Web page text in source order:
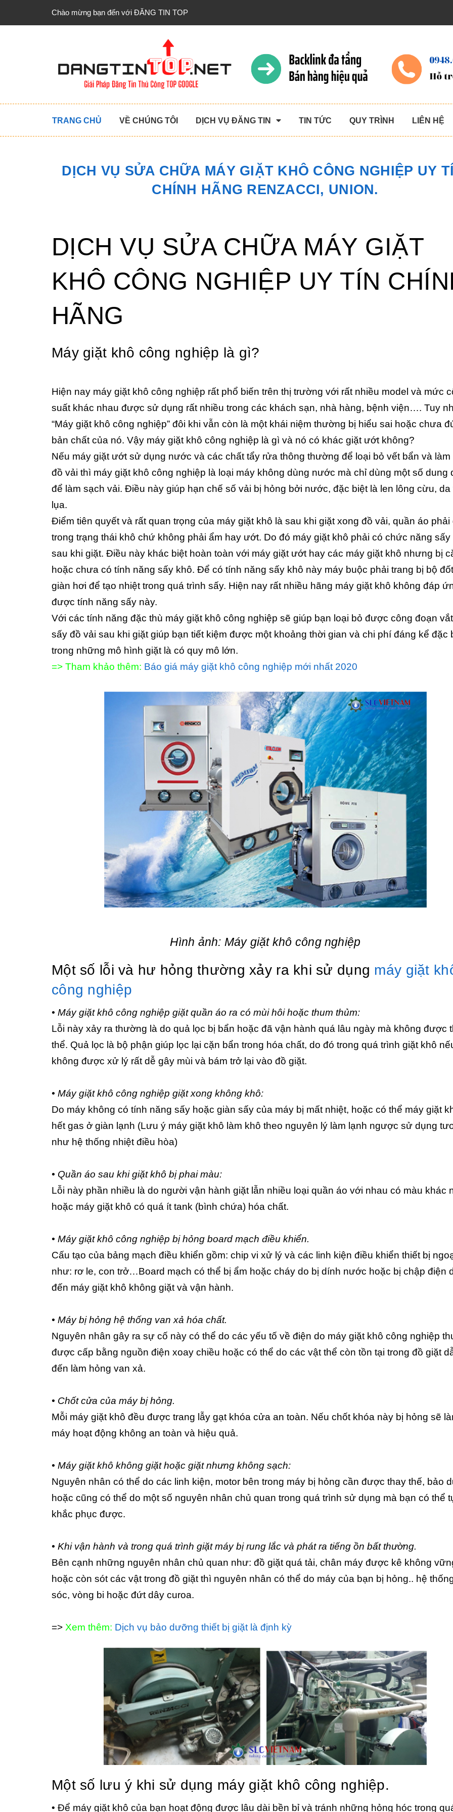
Chào mừng bạn đến với ĐĂNG TIN TOP
TRANG CHỦ VỀ CHÚNG TÔI DỊCH VỤ ĐĂNG TIN TIN TỨC QUY TRÌNH LIÊN HỆ
DỊCH VỤ SỬA CHỮA MÁY GIẶT KHÔ CÔNG NGHIỆP UY
CHÍNH HÃNG RENZACCI, UNION.
DỊCH VỤ SỬA CHỮA MÁY GIẶT
KHÔ CÔNG NGHIỆP UY TÍN
HÃNG
Máy giặt khô công nghiệp là gì?
Hiện nay máy giặt khô công nghiệp rất phổ biến trên thị trường với rất nhiều model và mức
suất khác nhau được sử dụng rất nhiều trong các khách sạn, nhà hàng, bệnh viện…. Tuy
“Máy giặt khô công nghiệp” đôi khi vẫn còn là một khái niệm thường bị hiểu sai hoặc chưa
bản chất của nó. Vậy máy giặt khô công nghiệp là gì và nó có khác giặt ướt không?
Nếu máy giặt ướt sử dụng nước và các chất tẩy rửa thông thường để loại bỏ vết bẩn và làm
đồ vải thì máy giặt khô công nghiệp là loại máy không dùng nước mà chỉ dùng một số dung
để làm sạch vải. Điều này giúp hạn chế số vải bị hỏng bởi nước, đặc biệt là len lông cừu, da
lụa.
Điểm tiên quyết và rất quan trọng của máy giặt khô là sau khi giặt xong đồ vải, quần áo phải
trong trạng thái khô chứ không phải ẩm hay ướt. Do đó máy giặt khô phải có chức năng sấy
sau khi giặt. Điều này khác biệt hoàn toàn với máy giặt ướt hay các máy giặt khô nhưng bị
hoặc chưa có tính năng sấy khô. Để có tính năng sấy khô này máy buộc phải trang bị bộ
giàn hơi để tạo nhiệt trong quá trình sấy. Hiện nay rất nhiều hãng máy giặt khô không đáp
được tính năng sấy này.
Với các tính năng đặc thù máy giặt khô công nghiệp sẽ giúp bạn loại bỏ được công đoạn
sấy đồ vải sau khi giặt giúp bạn tiết kiệm được một khoảng thời gian và chi phí đáng kể đặc
trong những mô hình giặt là có quy mô lớn.
=> Tham khảo thêm: Báo giá máy giặt khô công nghiệp mới nhất 2020
Hình ảnh: Máy giặt khô công nghiệp
Một số lỗi và hư hỏng thường xảy ra khi sử dụng máy giặt
công nghiệp
• Máy giặt khô công nghiệp giặt quần áo ra có mùi hôi hoặc thum thủm:
Lỗi này xảy ra thường là do quả lọc bị bẩn hoặc đã vận hành quá lâu ngày mà không được
thể. Quả lọc là bộ phận giúp lọc lại cặn bẩn trong hóa chất, do đó trong quá trình giặt khô
không được xử lý rất dễ gây mùi và bám trở lại vào đồ giặt.
• Máy giặt khô công nghiệp giặt xong không khô:
Do máy không có tính năng sấy hoặc giàn sấy của máy bị mất nhiệt, hoặc có thể máy giặt
hết gas ở giàn lạnh (Lưu ý máy giặt khô làm khô theo nguyên lý làm lạnh ngược sử dụng
như hệ thống nhiệt điều hòa)
• Quần áo sau khi giặt khô bị phai màu:
Lỗi này phần nhiều là do người vận hành giặt lẫn nhiều loại quần áo với nhau có màu khác
hoặc máy giặt khô có quá ít tank (bình chứa) hóa chất.
• Máy giặt khô công nghiệp bị hỏng board mạch điều khiển.
Cấu tạo của bảng mạch điều khiển gồm: chip vi xử lý và các linh kiện điều khiển thiết bị
như: rơ le, con trở…Board mạch có thể bị ẩm hoặc cháy do bị dính nước hoặc bị chập điện
đến máy giặt khô không giặt và vận hành.
• Máy bị hỏng hệ thống van xả hóa chất.
Nguyên nhân gây ra sự cố này có thể do các yếu tố về điện do máy giặt khô công nghiệp
được cấp bằng nguồn điện xoay chiều hoặc có thể do các vật thể còn tồn tại trong đồ giặt
đến làm hỏng van xả.
• Chốt cửa của máy bị hỏng.
Mỗi máy giặt khô đều được trang lẫy gạt khóa cửa an toàn. Nếu chốt khóa này bị hỏng sẽ
máy hoạt động không an toàn và hiệu quả.
• Máy giặt khô không giặt hoặc giặt nhưng không sạch:
Nguyên nhân có thể do các linh kiện, motor bên trong máy bị hỏng cần được thay thế, bảo
hoặc cũng có thể do một số nguyên nhân chủ quan trong quá trình sử dụng mà bạn có thể
khắc phục được.
• Khi vận hành và trong quá trình giặt máy bị rung lắc và phát ra tiếng ồn bất thường.
Bên cạnh những nguyên nhân chủ quan như: đồ giặt quá tải, chân máy được kê không
hoặc còn sót các vật trong đồ giặt thì nguyên nhân có thể do máy của bạn bị hỏng.. hệ
sóc, vòng bi hoặc đứt dây curoa.
=> Xem thêm: Dịch vụ bảo dưỡng thiết bị giặt là định kỳ
Một số lưu ý khi sử dụng máy giặt khô công nghiệp.
• Để máy giặt khô của bạn hoạt động được lâu dài bền bỉ và tránh những hỏng hóc trong